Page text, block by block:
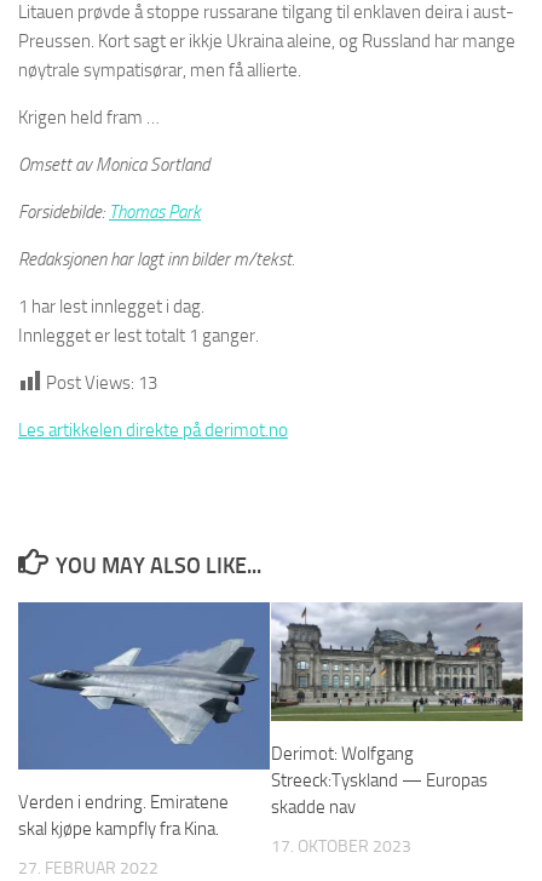
Litauen prøvde å stoppe russarane tilgang til enklaven deira i aust-
Preussen. Kort sagt er ikkje Ukraina aleine, og Russland har mange
nøytrale sympatisørar, men få allierte.
Krigen held fram …
Omsett av Monica Sortland
Forsidebilde: Thomas Park
Redaksjonen har lagt inn bilder m/tekst.
1 har lest innlegget i dag.
Innlegget er lest totalt 1 ganger.
Post Views: 13
Les artikkelen direkte på derimot.no
YOU MAY ALSO LIKE...
Verden i endring. Emiratene
skal kjøpe kampfly fra Kina.
27. FEBRUAR 2022
Derimot: Wolfgang
Streeck:Tyskland — Europas
skadde nav
17. OKTOBER 2023